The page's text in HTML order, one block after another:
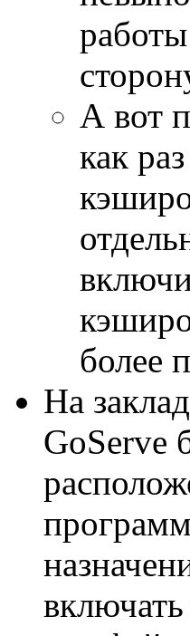
А вот
как
более
На
GoServe